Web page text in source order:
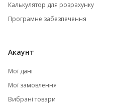
Калькулятор для розрахунку
Програмне забезпечення
Акаунт
Мої дані
Мої замовлення
Вибрані товари